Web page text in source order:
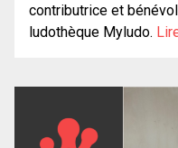
contributrice et
ludothèque Myludo.